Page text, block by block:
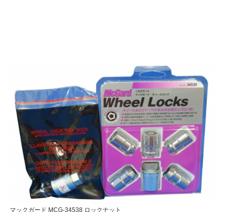
マックガード MCG-34538 ロックナット